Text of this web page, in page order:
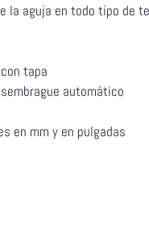
la aguja en todo tipo de
tapa
automático
en mm y en pulgadas